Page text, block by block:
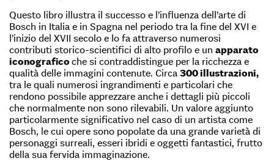
Questo libro illustra il successo e l’influenza dell’arte di
Bosch in Italia e in Spagna nel periodo tra la fine del XVI e
l’inizio del XVII secolo e lo fa attraverso numerosi
contributi storico-scientifici di alto profilo e un apparato
iconografico che si contraddistingue per la ricchezza e
qualità delle immagini contenute. Circa 300 illustrazioni,
tra le quali numerosi ingrandimenti e particolari che
rendono possibile apprezzare anche i dettagli più piccoli
che normalmente non sono rilevabili. Un valore aggiunto
particolarmente significativo nel caso di un artista come
Bosch, le cui opere sono popolate da una grande varietà di
personaggi surreali, esseri ibridi e oggetti fantastici, frutto
della sua fervida immaginazione.